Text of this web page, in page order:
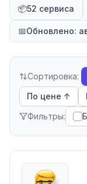
📦52 сервиса
📅Обновлено:
Сортировка:
По цене ↑
Фильтры: